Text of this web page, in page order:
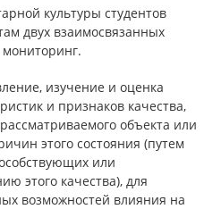
культуры студентов
двух взаимосвязанных
мониторинг.
изучение и оценка
и признаков качества,
объекта или
этого состояния (путем
или
этого качества), для
возможностей влияния на